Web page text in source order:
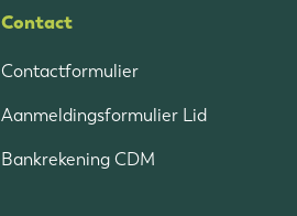
Contact
Contactformulier
Aanmeldingsformulier Lid
Bankrekening CDM